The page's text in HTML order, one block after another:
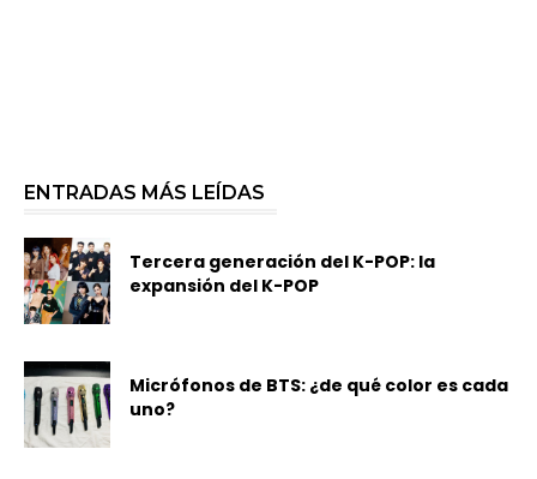
ENTRADAS MÁS LEÍDAS
Tercera generación del K-POP: la
expansión del K-POP
Micrófonos de BTS: ¿de qué color es cada
uno?